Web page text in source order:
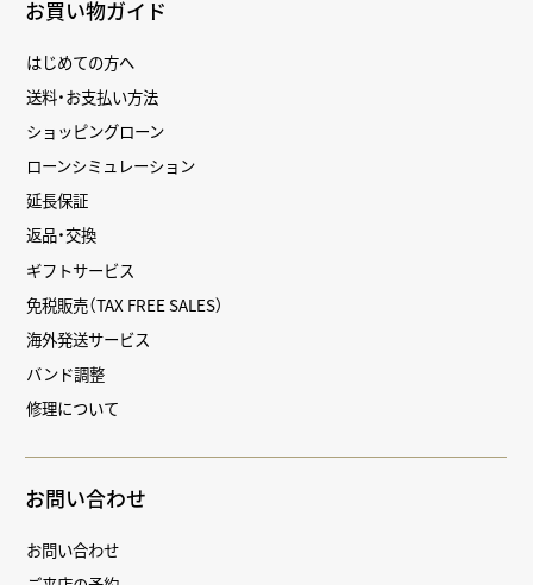
お買い物ガイド
はじめての方へ
送料・お支払い方法
ショッピングローン
ローンシミュレーション
延長保証
返品・交換
ギフトサービス
免税販売（TAX FREE SALES）
海外発送サービス
バンド調整
修理について
お問い合わせ
お問い合わせ